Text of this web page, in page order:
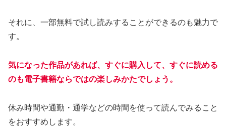
それに、一部無料で試し読みすることができるのも魅力で
す。
気になった作品があれば、すぐに購入して、すぐに読める
のも電子書籍ならではの楽しみかたでしょう。
休み時間や通勤・通学などの時間を使って読んでみること
をおすすめします。